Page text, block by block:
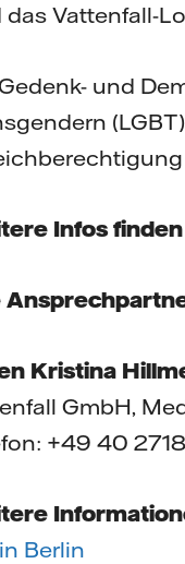
das Vattenfall-
und
Infos
Kristina
GmbH,
+49 40
Berlin